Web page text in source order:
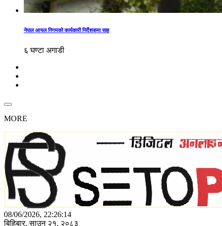
नेपाल आयल निगमको कार्यकारी निर्देशकमा साह
६ घण्टा अगाडी
MORE
08/06/2026, 22:26:14
बिहिबार, साउन २१, २०८३